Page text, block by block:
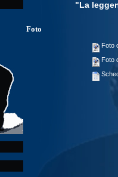
"La
Foto
Foto
Foto